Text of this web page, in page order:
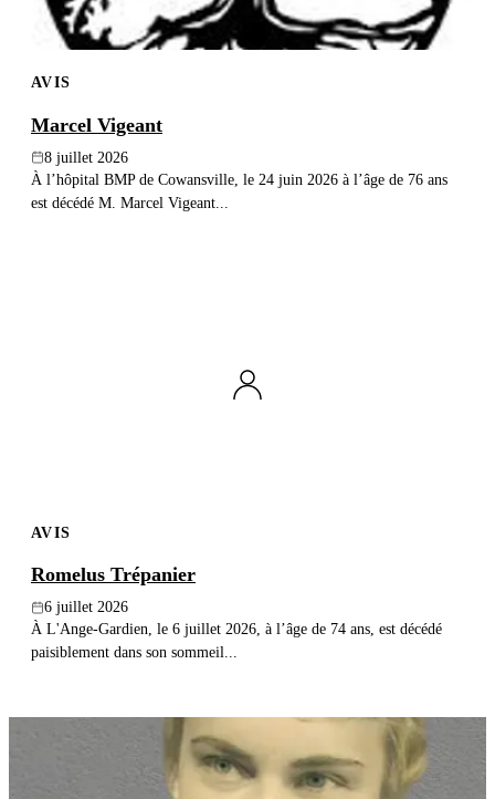
AVIS
Marcel Vigeant
8 juillet 2026
À l’hôpital BMP de Cowansville, le 24 juin 2026 à l’âge de 76 ans
est décédé M. Marcel Vigeant...
AVIS
Romelus Trépanier
6 juillet 2026
À L'Ange-Gardien, le 6 juillet 2026, à l’âge de 74 ans, est décédé
paisiblement dans son sommeil...